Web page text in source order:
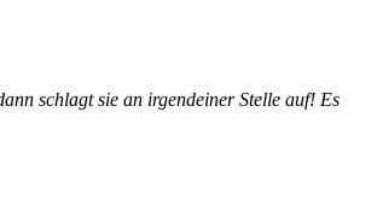
schlagt sie an irgendeiner Stelle auf! Es